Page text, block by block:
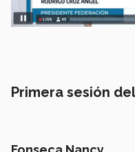
Primera sesión